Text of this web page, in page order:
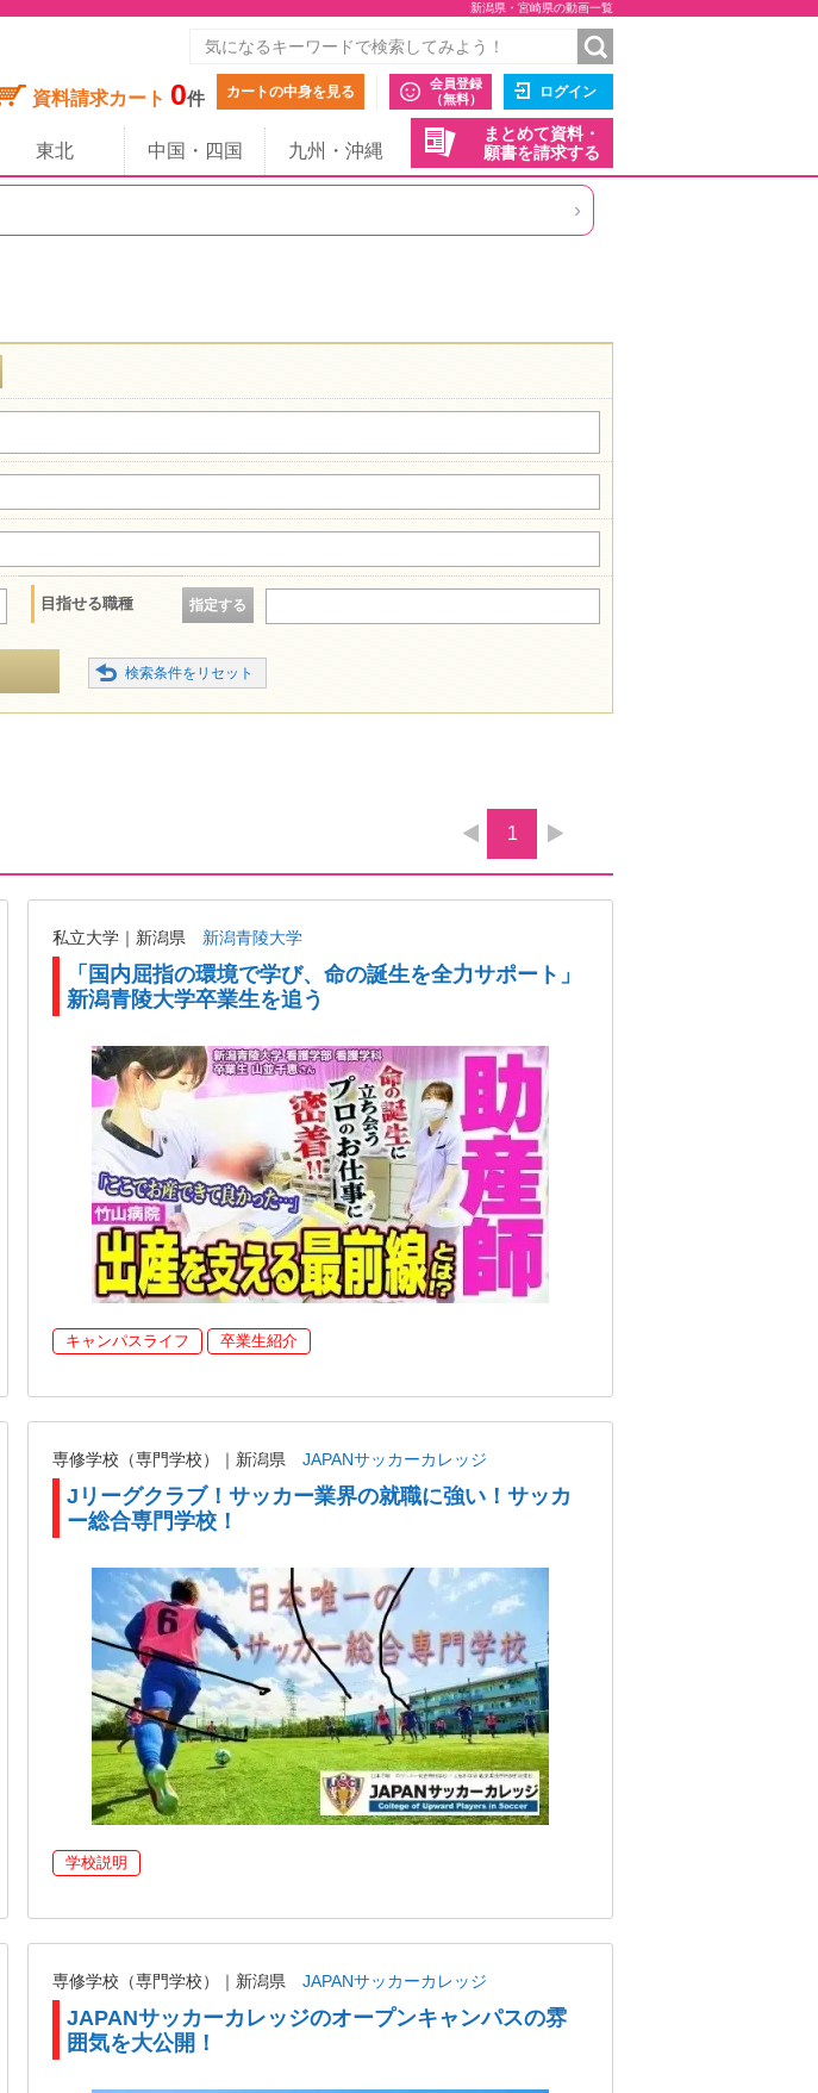
新潟県・宮崎県の動画一覧
資料請求カート 0件 カートの中身を見る
会員登録
（無料）
ログイン
まとめて資料・
願書を請求する
東北 中国・四国 九州・沖縄
›
目指せる職種 指定する
1
私立大学｜新潟県 新潟青陵大学
「国内屈指の環境で学び、命の誕生を全力サポート」
新潟青陵大学卒業生を追う
キャンパスライフ 卒業生紹介
専修学校（専門学校）｜新潟県 JAPANサッカーカレッジ
Jリーグクラブ！サッカー業界の就職に強い！サッカ
ー総合専門学校！
学校説明
専修学校（専門学校）｜新潟県 JAPANサッカーカレッジ
JAPANサッカーカレッジのオープンキャンパスの雰
囲気を大公開！